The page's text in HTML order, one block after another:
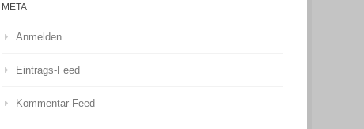
META
Anmelden
Eintrags-Feed
Kommentar-Feed